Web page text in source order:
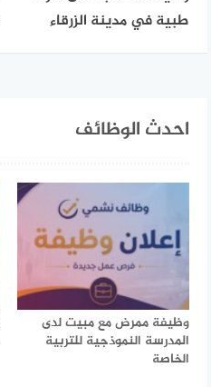
طبية في مدينة الزرقاء
احدث الوظائف
وظيفة ممرض مع مبيت لدى
المدرسة النموذجية للتربية
الخاصة